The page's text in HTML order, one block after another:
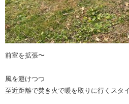
前室を拡張〜
風を避けつつ
至近距離で焚き火で暖を取りに行くスタ